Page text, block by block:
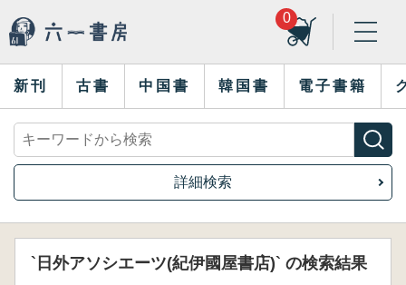
0
新刊 古書 中国書 韓国書 電子書籍
詳細検索
`日外アソシエーツ(紀伊國屋書店)` の検索結果